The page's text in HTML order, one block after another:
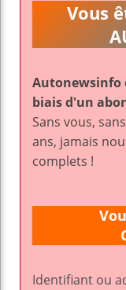
Vous
Autonewsinfo
biais d'un
Sans vous,
ans, jamais
complets !
Identifiant ou